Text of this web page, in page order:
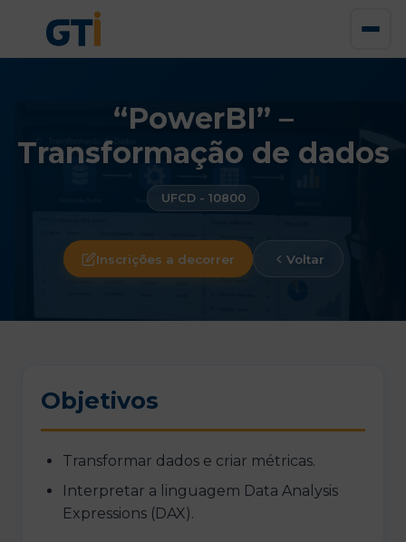
“PowerBI” –
Transformação de dados
UFCD - 10800
Inscrições a decorrer Voltar
Objetivos
Transformar dados e criar métricas.
Interpretar a linguagem Data Analysis
Expressions (DAX).